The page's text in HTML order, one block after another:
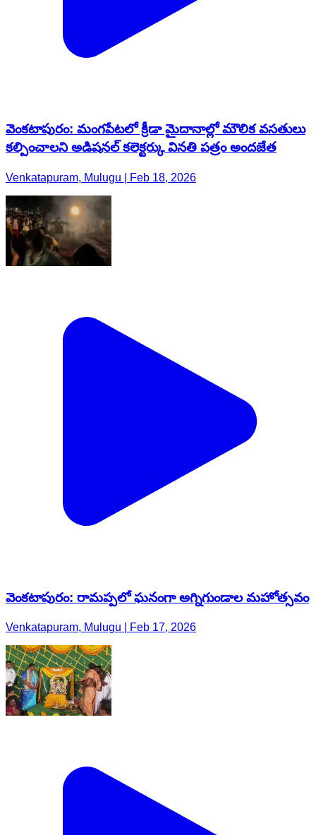
వెంకటాపురం: మంగపేటలో క్రీడా మైదానాల్లో మౌలిక వసతులు
కల్పించాలని అడిషనల్ కలెక్టర్కు వినతి పత్రం అందజేత
Venkatapuram, Mulugu | Feb 18, 2026
వెంకటాపురం: రామప్పలో ఘనంగా అగ్నిగుండాల మహోత్సవం
Venkatapuram, Mulugu | Feb 17, 2026